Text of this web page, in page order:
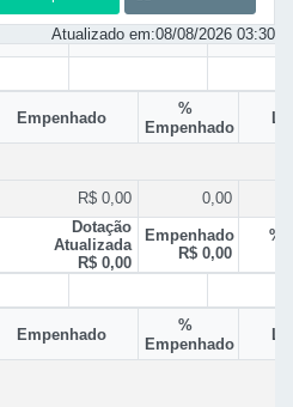
Atualizado em:08/08/2026 03:30
Empenhado
%
Empenhado
R$ 0,00 0,00
Dotação
Atualizada
R$ 0,00
Empenhado
R$ 0,00
%
Empenhado
%
Empenhado